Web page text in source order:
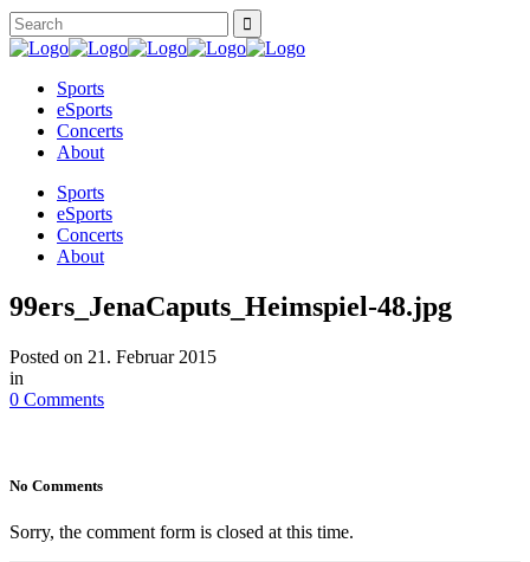
Sports
eSports
Concerts
About
Sports
eSports
Concerts
About
99ers_JenaCaputs_Heimspiel-48.jpg
Posted on 21. Februar 2015
in
0 Comments
No Comments
Sorry, the comment form is closed at this time.